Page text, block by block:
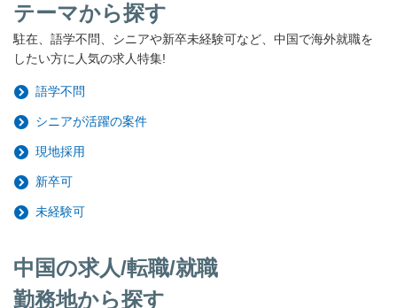
テーマから探す
駐在、語学不問、シニアや新卒未経験可など、中国で海外就職を
したい方に人気の求人特集!
語学不問
シニアが活躍の案件
現地採用
新卒可
未経験可
中国の求人/転職/就職
勤務地から探す